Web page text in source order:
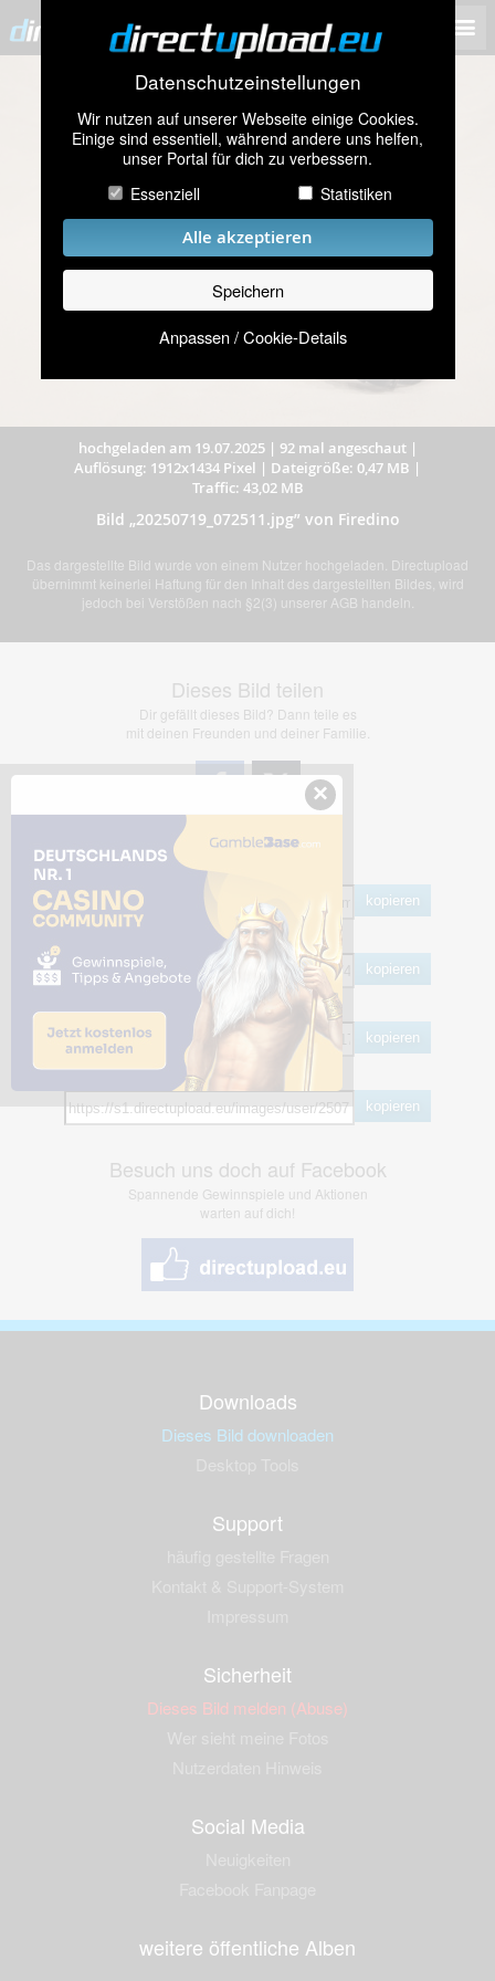
Datenschutzeinstellungen
Wir nutzen auf unserer Webseite einige Cookies.
Einige sind essentiell, während andere uns helfen,
unser Portal für dich zu verbessern.
Essenziell
Statistiken
Alle akzeptieren
Speichern
Anpassen / Cookie-Details
hochgeladen am 19.07.2025| 92 mal angeschaut|
Auflösung: 1912x1434 Pixel | Dateigröße: 0,47 MB |
Traffic: 43,02 MB
Bild „20250719_072511.jpg” von Firedino
Das dargestellte Bild wurde von einem Nutzer hochgeladen. Directupload
übernimmt keinerlei Haftung für den Inhalt des dargestellten Bildes, wird
jedoch bei Verstößen nach §2(3) unserer AGB handeln.
Dieses Bild teilen
Dir gefällt dieses Bild? Dann teile es
mit deinen Freunden und deiner Familie.
Share Links
kopieren
HTML
kopieren
BB Code
kopieren
kopieren
Besuch uns doch auf Facebook
Spannende Gewinnspiele und Aktionen
warten auf dich!
Downloads
Dieses Bild downloaden
Support
Sicherheit
Dieses Bild melden (Abuse)
Social Media
weitere öffentliche Alben
×